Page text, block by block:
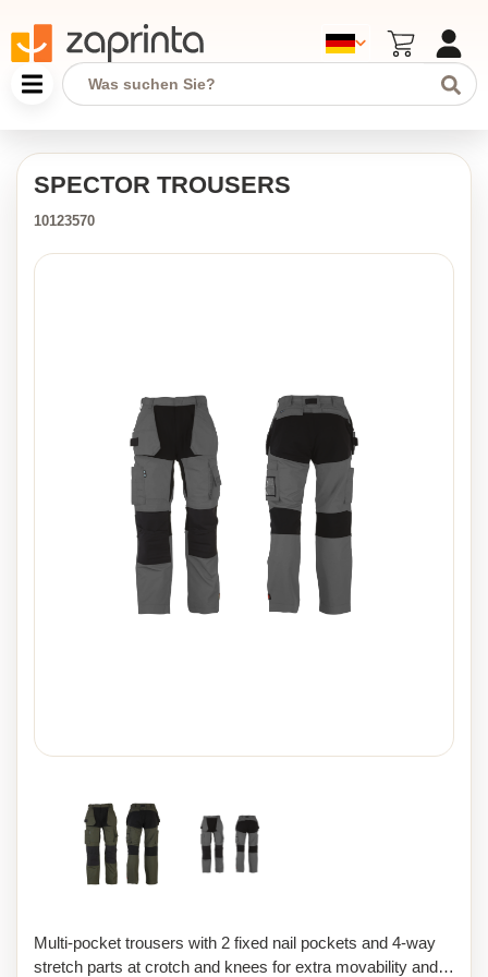
SPECTOR TROUSERS
10123570
Multi-pocket trousers with 2 fixed nail pockets and 4-way
stretch parts at crotch and knees for extra movability and